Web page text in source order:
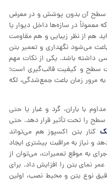
سطح آن بدون پوشش و در معرض
معمولاً در سازه‌ها داخل دیوار یا
هم از نظر زیبایی و هم مقاومت
می‌شود نگهداری و تعمیر بتن
داشته باشد. یکی از نکات مهم
سطح و کیفیت قالب‌گیری است؛
مرور زمان باعث جمع‌شدگی، لکه
با باران، گرد و غبار یا حتی
را تحت تأثیر قرار دهد. حتی
کنار بتن اکسپوز هم می‌تواند
و نیاز به مراقبت بیشتری ایجاد
به موقع تعمیرات، می‌توان از
نمای بتن را افزایش داد. برای
نوع بتن و محیط نصب، اولین